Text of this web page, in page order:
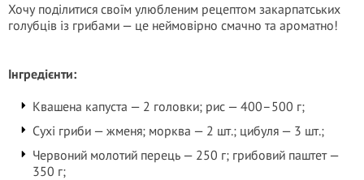
Хочу поділитися своїм улюбленим рецептом закарпатських
голубців із грибами — це неймовірно смачно та ароматно!
Інгредієнти:
Квашена капуста — 2 головки; рис — 400–500 г;
Сухі гриби — жменя; морква — 2 шт.; цибуля — 3 шт.;
Червоний молотий перець — 250 г; грибовий паштет —
350 г;